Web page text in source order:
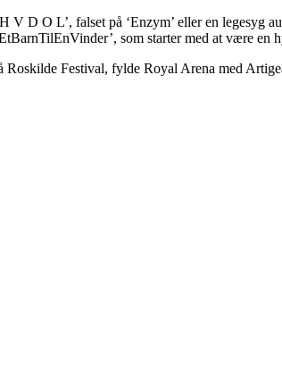
D O L’, falset på ‘Enzym’ eller en legesyg
som starter med at være
Roskilde Festival, fylde Royal Arena med